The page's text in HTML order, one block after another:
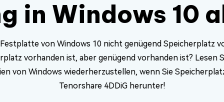
Video-Enhancer
KI
Foto-Enhancer
KI
reparieren
in Windows 10
von Windows 10 nicht genügend Speicherplatz
vorhanden ist, aber genügend vorhanden ist? Lesen
von Windows wiederherzustellen, wenn Sie
Tenorshare 4DDiG herunter!